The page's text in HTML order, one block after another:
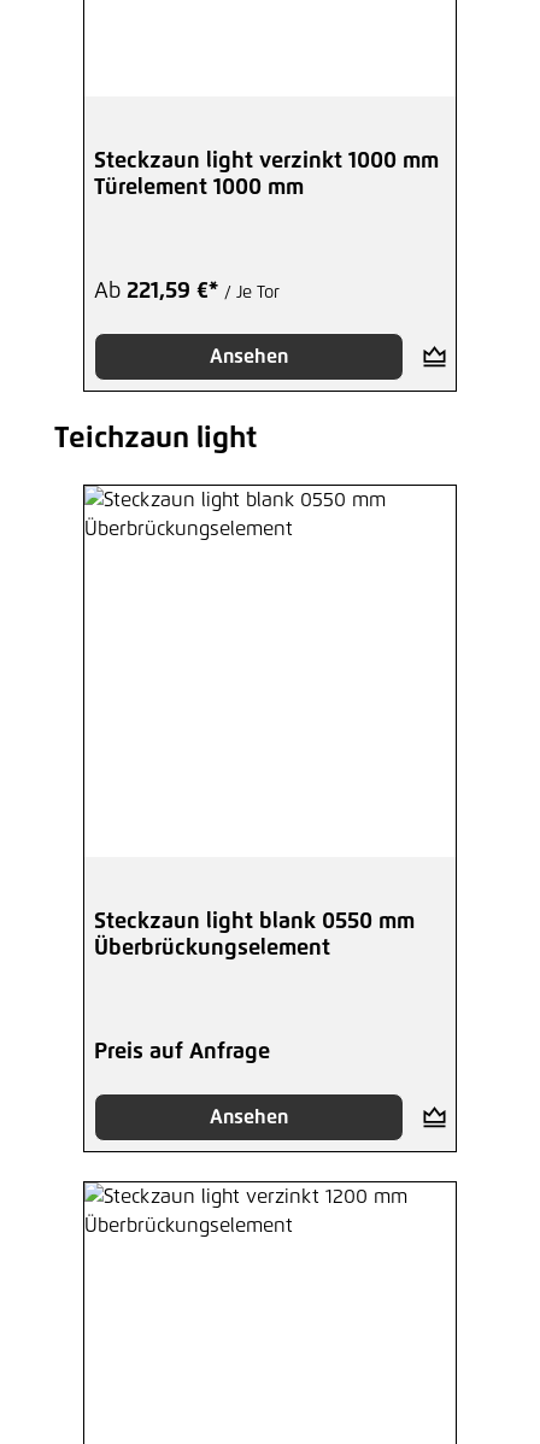
Steckzaun light verzinkt 1000 mm
Türelement 1000 mm
Ab 221,59 €* / Je Tor
Ansehen
Produktgalerie überspringen
Teichzaun light
Steckzaun light blank 0550 mm
Überbrückungselement
Preis auf Anfrage
Ansehen